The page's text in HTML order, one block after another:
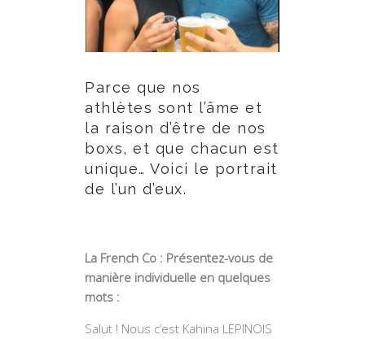
Parce que nos
athlètes sont l’âme et
la raison d’être de nos
boxs, et que chacun est
unique… Voici le portrait
de l’un d’eux.
La French Co : Présentez-vous de
manière individuelle en quelques
mots :
Salut ! Nous c’est Kahina LEPINOIS